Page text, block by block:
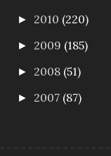
► 2010 (220)
► 2009 (185)
► 2008 (51)
► 2007 (87)